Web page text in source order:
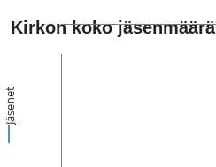
Kirkon koko jäsenmäärä
Jäsenet